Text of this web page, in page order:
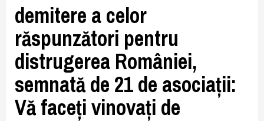
demitere a celor
răspunzători pentru
distrugerea României,
semnată de 21 de asociații:
Vă faceți vinovați de